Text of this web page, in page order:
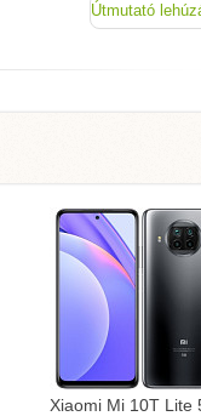
Útmutató
Xiaomi Mi 10T Lite